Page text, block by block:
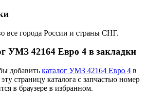
все города России и страны СНГ.
УМЗ 42164 Евро 4 в закладки
добавить каталог УМЗ 42164 Евро 4 в
страницу каталога с запчастью номер
в браузере в избранном.